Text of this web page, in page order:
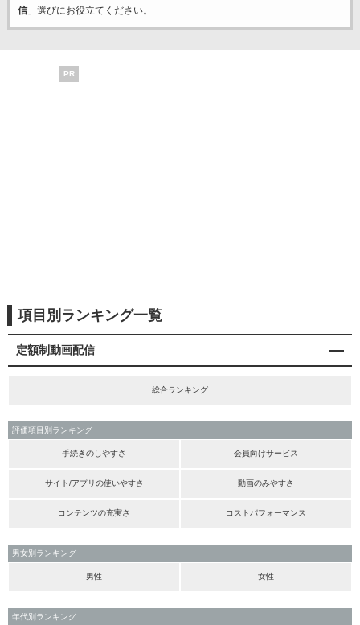
信」選びにお役立てください。
PR
項目別ランキング一覧
定額制動画配信
総合ランキング
評価項目別ランキング
手続きのしやすさ 会員向けサービス
サイト/アプリの使いやすさ 動画のみやすさ
コンテンツの充実さ コストパフォーマンス
男女別ランキング
男性 女性
年代別ランキング